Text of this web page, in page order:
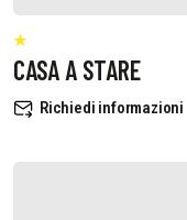
CASA A STARE
Richiedi informazioni